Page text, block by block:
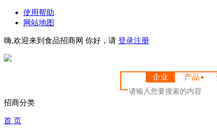
使用帮助
网站地图
嗨,欢迎来到食品招商网 你好，请 登录注册
企业 产品
招商分类
首 页